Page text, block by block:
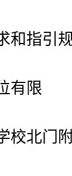
指引规
限
北门附